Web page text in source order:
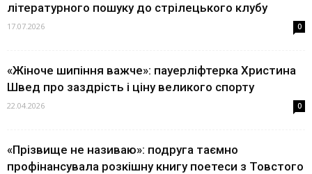
літературного пошуку до стрілецького клубу
17.07.2026 0
«Жіноче шипіння важче»: пауерліфтерка Христина
Швед про заздрість і ціну великого спорту
22.04.2026 0
«Прізвище не називаю»: подруга таємно
профінансувала розкішну книгу поетеси з Товстого